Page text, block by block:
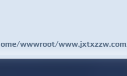
wwwroot/